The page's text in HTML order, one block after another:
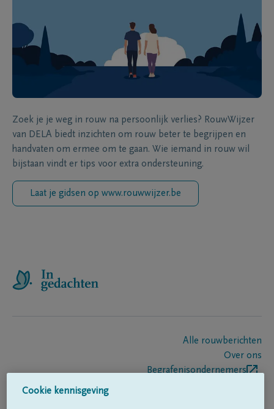
Zoek je je weg in rouw na persoonlijk verlies? RouwWijzer
van DELA biedt inzichten om rouw beter te begrijpen en
handvaten om ermee om te gaan. Wie iemand in rouw wil
bijstaan vindt er tips voor extra ondersteuning.
Laat je gidsen op www.rouwwijzer.be
Alle rouwberichten
Over ons
Begrafenisondernemers
Cookie kennisgeving